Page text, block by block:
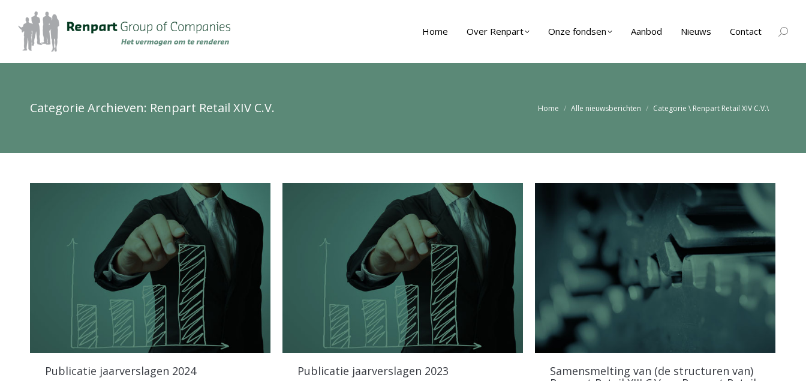
Home Over Renpart Onze fondsen Aanbod Nieuws Contact
Categorie Archieven: Renpart Retail XIV C.V. Je bent hier:
Home Alle nieuwsberichten Categorie \ Renpart Retail XIV C.V.\
Publicatie jaarverslagen 2024 Publicatie jaarverslagen 2023
Samensmelting van (de structuren van)